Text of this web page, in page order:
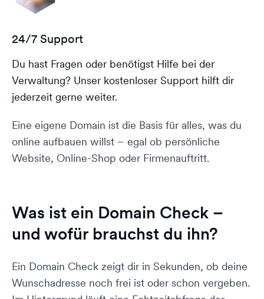
24/7 Support
Du hast Fragen oder benötigst Hilfe bei der
Verwaltung? Unser kostenloser Support hilft dir
jederzeit gerne weiter.
Eine eigene Domain ist die Basis für alles, was du
online aufbauen willst – egal ob persönliche
Website, Online-Shop oder Firmenauftritt.
Was ist ein Domain Check –
und wofür brauchst du ihn?
Ein Domain Check zeigt dir in Sekunden, ob deine
Wunschadresse noch frei ist oder schon vergeben.